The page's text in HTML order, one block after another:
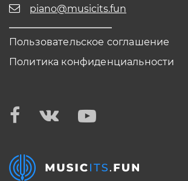
piano@musicits.fun
Пользовательское соглашение
Политика конфиденциальности